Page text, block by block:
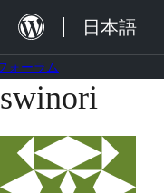
を
ス
プ
日本語
ォーラム
コ
swinori